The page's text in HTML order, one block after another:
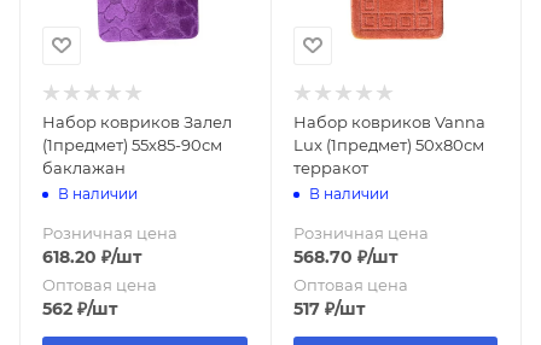
Набор ковриков Залел
(1предмет) 55х85-90см
баклажан
В наличии
Розничная цена
618.20 ₽/шт
Оптовая цена
562 ₽/шт
Набор ковриков Vanna
Lux (1предмет) 50х80см
терракот
В наличии
Розничная цена
568.70 ₽/шт
Оптовая цена
517₽/шт